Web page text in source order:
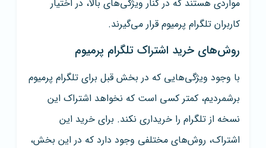
مواردی هستند که در کنار ویژگی‌های بالا، در اختیار
کاربران تلگرام پرمیوم قرار می‌گیرند.
روش‌های خرید اشتراک تلگرام پرمیوم
با وجود ویژگی‌هایی که در بخش قبل برای تلگرام پرمیوم
برشمردیم، کمتر کسی است که نخواهد اشتراک این
نسخه از تلگرام را خریداری نکند. برای خرید این
اشتراک، روش‌های مختلفی وجود دارد که در این بخش،